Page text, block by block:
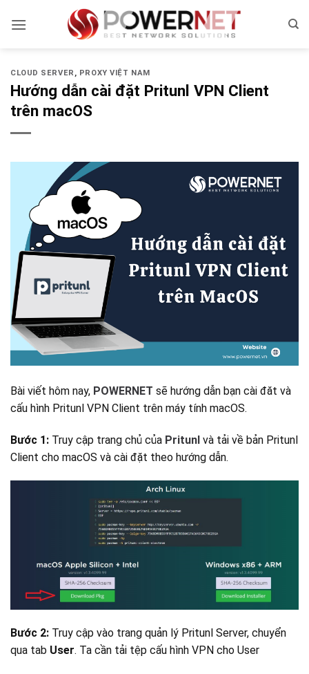
qua
CLOUD SERVER , PROXY VIỆT NAM
Hướng dẫn cài đặt Pritunl VPN Client
trên macOS
Bài viết hôm nay, POWERNET sẽ hướng dẫn bạn cài đăt và
cấu hình Pritunl VPN Client trên máy tính macOS.
Bước 1: Truy cập trang chủ của Pritunl và tải về bản Pritunl
Client cho macOS và cài đặt theo hướng dẫn.
Bước 2: Truy cập vào trang quản lý Pritunl Server, chuyển
qua tab User. Ta cần tải tệp cấu hình VPN cho User